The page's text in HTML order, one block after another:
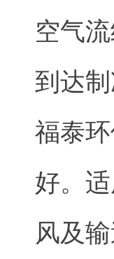
空气
到达
福泰
好。
风及